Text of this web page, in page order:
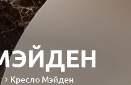
Кресло Мэйден